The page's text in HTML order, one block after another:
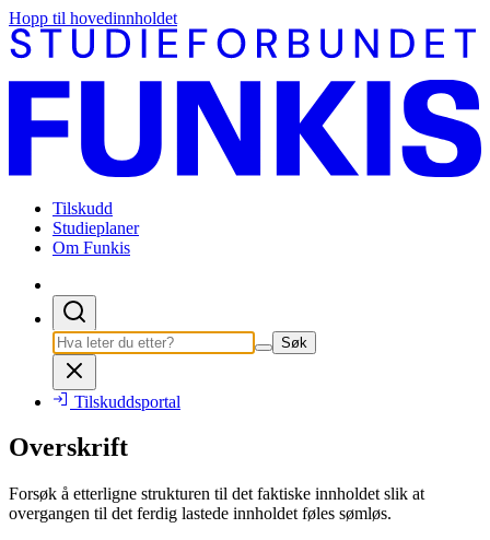
Hopp til hovedinnholdet
Tilskudd
Studieplaner
Om Funkis
Søk
Tilskuddsportal
Overskrift
Forsøk å etterligne strukturen til det faktiske innholdet slik at
overgangen til det ferdig lastede innholdet føles sømløs.